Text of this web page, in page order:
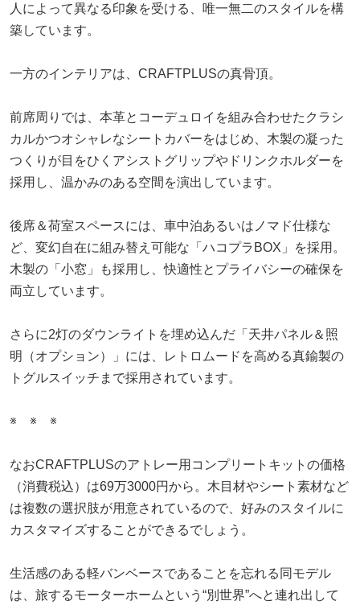
人によって異なる印象を受ける、唯一無二のスタイルを構
築しています。
一方のインテリアは、CRAFTPLUSの真骨頂。
前席周りでは、本革とコーデュロイを組み合わせたクラシ
カルかつオシャレなシートカバーをはじめ、木製の凝った
つくりが目をひくアシストグリップやドリンクホルダーを
採用し、温かみのある空間を演出しています。
後席＆荷室スペースには、車中泊あるいはノマド仕様な
ど、変幻自在に組み替え可能な「ハコプラBOX」を採用。
木製の「小窓」も採用し、快適性とプライバシーの確保を
両立しています。
さらに2灯のダウンライトを埋め込んだ「天井パネル＆照
明（オプション）」には、レトロムードを高める真鍮製の
トグルスイッチまで採用されています。
※ ※ ※
なおCRAFTPLUSのアトレー用コンプリートキットの価格
（消費税込）は69万3000円から。木目材やシート素材など
は複数の選択肢が用意されているので、好みのスタイルに
カスタマイズすることができるでしょう。
生活感のある軽バンベースであることを忘れる同モデル
は、旅するモーターホームという“別世界”へと連れ出して